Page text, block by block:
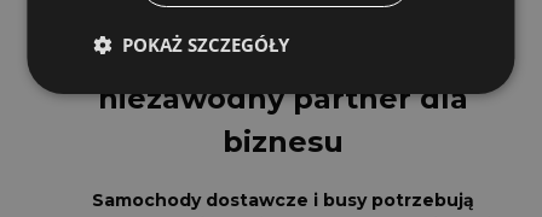
TOYO CELCIUS CARGO –
niezawodny partner dla
biznesu
Samochody dostawcze i busy potrzebują
POKAŻ SZCZEGÓŁY